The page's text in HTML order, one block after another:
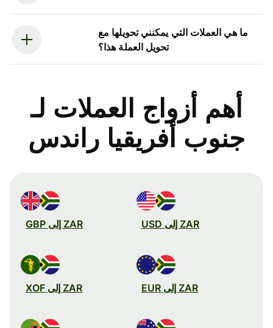
ما هي العملات التي يمكنني تحويلها مع
تحويل العملة هذا؟
أهم أزواج العملات لـ
جنوب أفريقيا راندس
ZAR إلى USD ZAR إلى GBP
ZAR إلى EUR ZAR إلى XOF